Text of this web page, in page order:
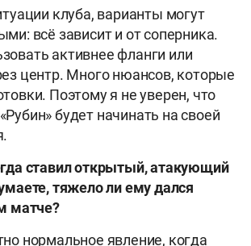
клуба, варианты могут
всё зависит и от соперника.
активнее фланги или
центр. Много нюансов, которые
Поэтому я не уверен, что
будет начинать на своей
ставил открытый, атакующий
тяжело ли ему дался
матче?
нормальное явление, когда